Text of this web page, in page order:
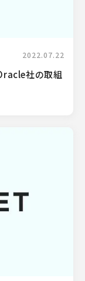
2022.07.22
社の取組